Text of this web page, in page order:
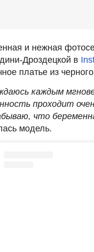
и нежная
Дроздецкой в
платье из
каждым
проходит
что
модель.